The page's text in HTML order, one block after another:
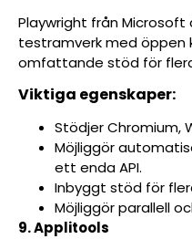
Playwright från
testramverk med öppen
omfattande stöd för
Viktiga egenskaper:
Stödjer Chromium,
Möjliggör
ett enda API.
Inbyggt stöd för
Möjliggör parallell
9. Applitools